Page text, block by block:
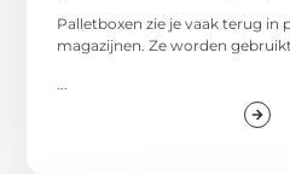
Palletboxen zie je vaak terug in
magazijnen. Ze worden
...